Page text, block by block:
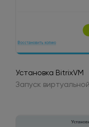
Установка BitrixVM
Запуск